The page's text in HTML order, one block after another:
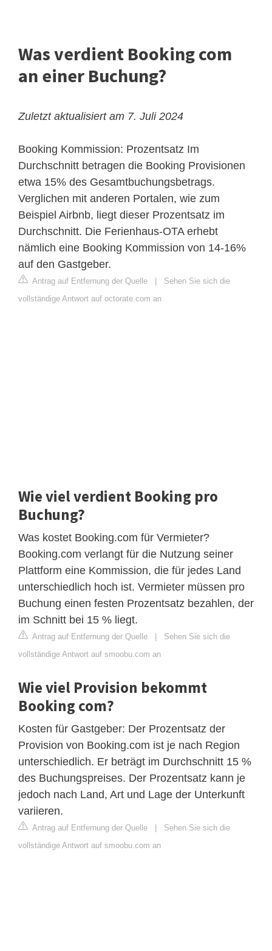
Was verdient Booking com
an einer Buchung?
Zuletzt aktualisiert am 7. Juli 2024
Booking Kommission: Prozentsatz Im
Durchschnitt betragen die Booking Provisionen
etwa 15% des Gesamtbuchungsbetrags.
Verglichen mit anderen Portalen, wie zum
Beispiel Airbnb, liegt dieser Prozentsatz im
Durchschnitt. Die Ferienhaus-OTA erhebt
nämlich eine Booking Kommission von 14-16%
auf den Gastgeber.
Antrag auf Entfernung der Quelle
Sehen Sie sich die
vollständige Antwort auf octorate.com an
Wie viel verdient Booking pro
Buchung?
Was kostet Booking.com für Vermieter?
Booking.com verlangt für die Nutzung seiner
Plattform eine Kommission, die für jedes Land
unterschiedlich hoch ist. Vermieter müssen pro
Buchung einen festen Prozentsatz bezahlen, der
im Schnitt bei 15 % liegt.
Antrag auf Entfernung der Quelle
Sehen Sie sich die
vollständige Antwort auf smoobu.com an
Wie viel Provision bekommt
Booking com?
Kosten für Gastgeber: Der Prozentsatz der
Provision von Booking.com ist je nach Region
unterschiedlich. Er beträgt im Durchschnitt 15 %
des Buchungspreises. Der Prozentsatz kann je
jedoch nach Land, Art und Lage der Unterkunft
variieren.
Antrag auf Entfernung der Quelle
Sehen Sie sich die
vollständige Antwort auf smoobu.com an